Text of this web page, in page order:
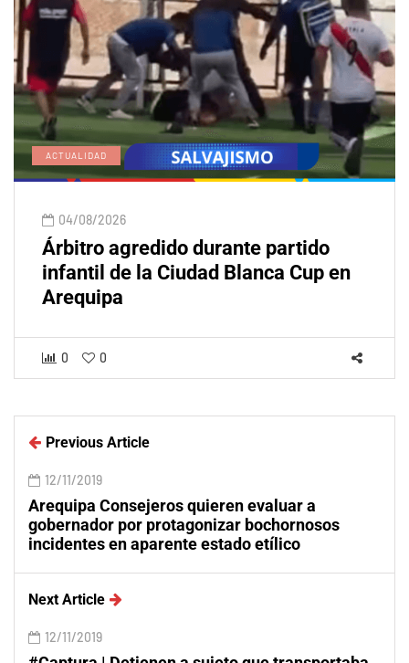
ACTUALIDAD
04/08/2026
Árbitro agredido durante partido
infantil de la Ciudad Blanca Cup en
Arequipa
0 0
Previous Article
12/11/2019
Arequipa Consejeros quieren evaluar a
gobernador por protagonizar bochornosos
incidentes en aparente estado etílico
Next Article
12/11/2019